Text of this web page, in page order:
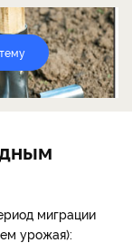
миграции
урожая):